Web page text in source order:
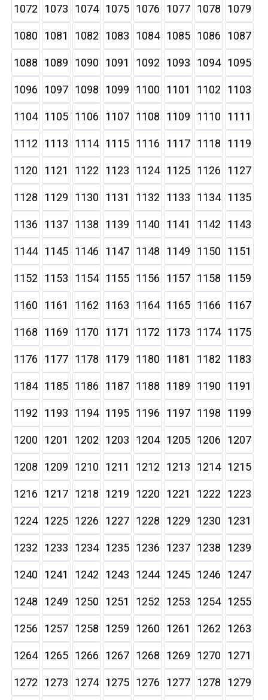
1072 1073 1074 1075 1076 1077 1078 1079
1080 1081 1082 1083 1084 1085 1086 1087
1088 1089 1090 1091 1092 1093 1094 1095
1096 1097 1098 1099 1100 1101 1102 1103
1104 1105 1106 1107 1108 1109 1110 1111
1112 1113 1114 1115 1116 1117 1118 1119
1120 1121 1122 1123 1124 1125 1126 1127
1128 1129 1130 1131 1132 1133 1134 1135
1136 1137 1138 1139 1140 1141 1142 1143
1144 1145 1146 1147 1148 1149 1150 1151
1152 1153 1154 1155 1156 1157 1158 1159
1160 1161 1162 1163 1164 1165 1166 1167
1168 1169 1170 1171 1172 1173 1174 1175
1176 1177 1178 1179 1180 1181 1182 1183
1184 1185 1186 1187 1188 1189 1190 1191
1192 1193 1194 1195 1196 1197 1198 1199
1200 1201 1202 1203 1204 1205 1206 1207
1208 1209 1210 1211 1212 1213 1214 1215
1216 1217 1218 1219 1220 1221 1222 1223
1224 1225 1226 1227 1228 1229 1230 1231
1232 1233 1234 1235 1236 1237 1238 1239
1240 1241 1242 1243 1244 1245 1246 1247
1248 1249 1250 1251 1252 1253 1254 1255
1256 1257 1258 1259 1260 1261 1262 1263
1264 1265 1266 1267 1268 1269 1270 1271
1272 1273 1274 1275 1276 1277 1278 1279